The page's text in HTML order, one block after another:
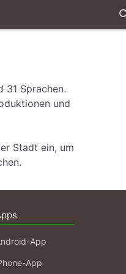
31 Sprachen.
und
Stadt ein, um
App
App